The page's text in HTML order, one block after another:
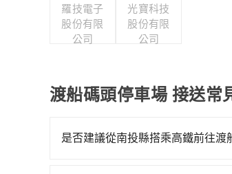
羅技電子
股份有限
公司
光寶科技
股份有限
公司
渡船碼頭停車場 接送常
是否建議從南投縣搭乘高鐵前往渡